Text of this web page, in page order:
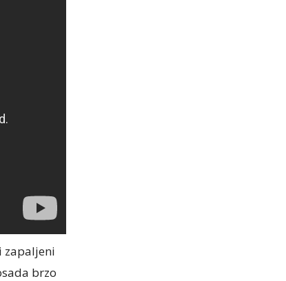
zapaljeni
brzo